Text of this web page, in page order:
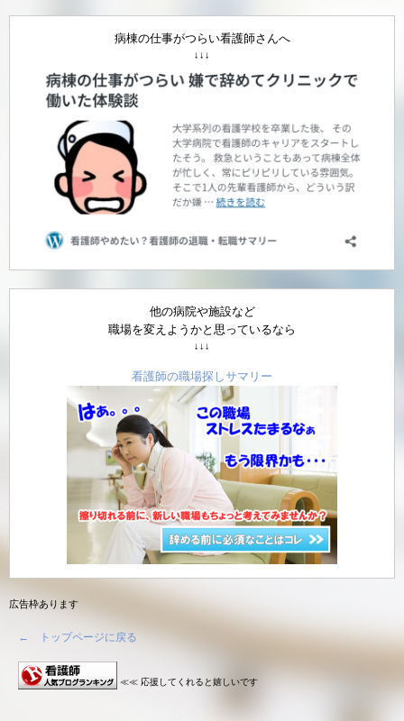
病棟の仕事がつらい看護師さんへ
↓↓↓
他の病院や施設など
職場を変えようかと思っているなら
↓↓↓
看護師の職場探しサマリー
広告枠あります
← トップページに戻る
≪≪ 応援してくれると嬉しいです